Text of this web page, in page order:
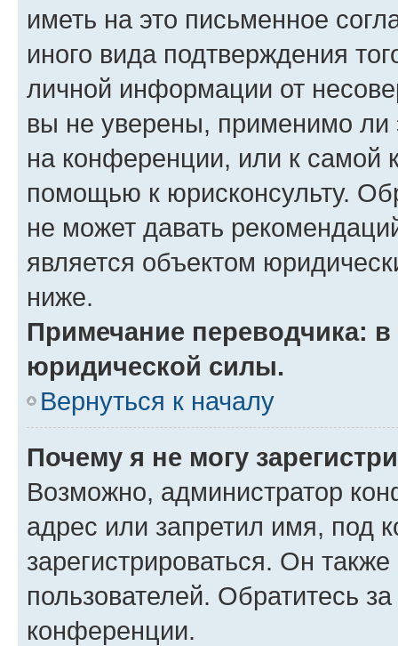
иметь на это письменное
иного вида подтверждения
личной информации от
вы не уверены, применимо ли
на конференции, или к самой
помощью к юрисконсульту.
не может давать
является объектом
ниже.
Примечание переводчика:
юридической силы.
Вернуться к началу
Почему я не могу
Возможно, администратор
адрес или запретил имя, под
зарегистрироваться. Он
пользователей. Обратитесь
конференции.